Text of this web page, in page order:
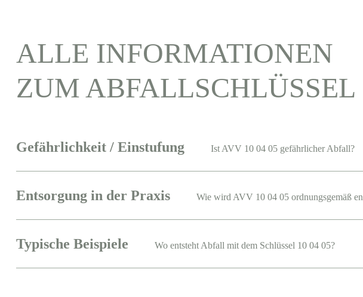
ALLE INFORMATIONEN
ZUM ABFALLSCHLÜSSEL
Gefährlichkeit / Einstufung Ist AVV 10 04 05 gefährlicher Abfall?
Entsorgung in der Praxis Wie wird AVV 10 04 05 ordnungsgemäß
Typische Beispiele Wo entsteht Abfall mit dem Schlüssel 10 04 05?